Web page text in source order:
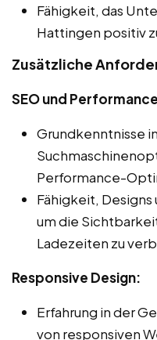
Fähigkeit, das
Hattingen positiv
Zusätzliche
SEO und
Grundkenntnisse in
Performance-
Fähigkeit,
um die
Ladezeiten zu
Responsive Design:
Erfahrung in der
von responsiven